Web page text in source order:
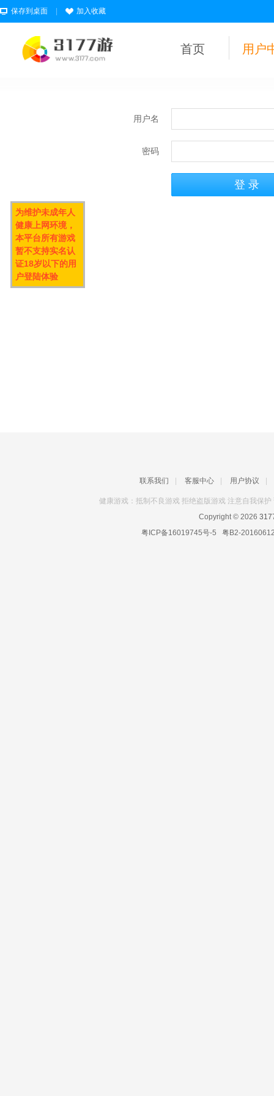
保存到桌面 加入收藏
首页 用户
用户名
密码
联系我们 客服中心 用户协议
健康游戏：抵制不良游戏 拒绝盗版游戏 注意自我保
Copyright © 2026
粤ICP备16019745号-5 粤B2-
为维护未成年人
健康上网环境，
本平台所有游戏
暂不支持实名认
证18岁以下的用
户登陆体验